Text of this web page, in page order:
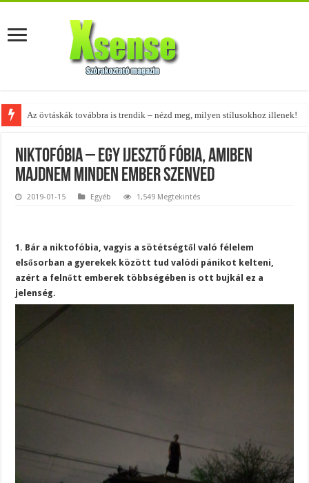
Az övtáskák továbbra is trendik – nézd meg, milyen stílusokhoz illenek!
Niktofóbia – egy ijesztő fóbia, amiben
majdnem minden ember szenved
2019-01-15 Egyéb 1,549 Megtekintés
1. Bár a niktofóbia, vagyis a sötétségtől való félelem
elsősorban a gyerekek között tud valódi pánikot kelteni,
azért a felnőtt emberek többségében is ott bujkál ez a
jelenség.